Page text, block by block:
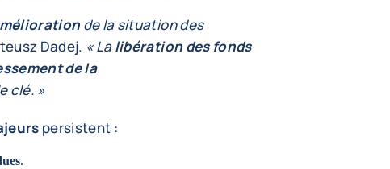
de la situation des
Dadej. « Lalibération des fonds
de la
clé. »
persistent :
.